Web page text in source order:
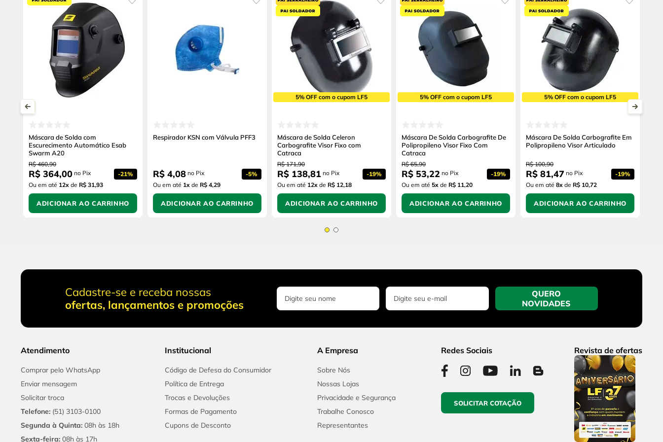
Máscara de Solda com
Escurecimento Automático Esab
Swarm A20
R$ 460,90
R$ 364,00 no Pix -21%
Ou em até 12x de R$ 31,93
ADICIONAR AO CARRINHO
Respirador KSN com Válvula PFF3
R$ 4,08 no Pix -5%
Ou em até 1x de R$ 4,29
ADICIONAR AO CARRINHO
5% OFF com o cupom LF5
Máscara de Solda Celeron
Carbografite Visor Fixo com
Catraca
R$ 171,90
R$ 138,81 no Pix -19%
Ou em até 12x de R$ 12,18
ADICIONAR AO CARRINHO
5% OFF com o cupom LF5
Máscara De Solda Carbografite De
Polipropileno Visor Fixo Com
Catraca
R$ 65,90
R$ 53,22 no Pix -19%
Ou em até 5x de R$ 11,20
ADICIONAR AO CARRINHO
5% OFF com o cupom LF5
Máscara De Solda Carbografite Em
Polipropileno Visor Articulado
R$ 100,90
R$ 81,47 no Pix -19%
Ou em até 8x de R$ 10,72
ADICIONAR AO CARRINHO
Cadastre-se e receba nossas
ofertas, lançamentos e promoções
QUERO
NOVIDADES
Atendimento
Comprar pelo WhatsApp
Enviar mensagem
Solicitar troca
Telefone: (51) 3103-0100
Segunda à Quinta: 08h às 18h
Sexta-feira: 08h às 17h
Institucional
Código de Defesa do Consumidor
Política de Entrega
Trocas e Devoluções
Formas de Pagamento
Cupons de Desconto
A Empresa
Sobre Nós
Nossas Lojas
Privacidade e Segurança
Trabalhe Conosco
Representantes
Redes Sociais
SOLICITAR COTAÇÃO
Revista de ofertas